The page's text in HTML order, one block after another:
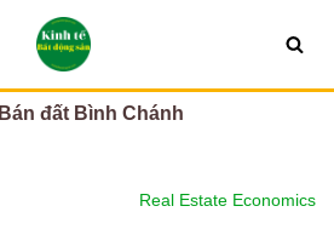
Bán đất Bình Chánh
Real Estate Economics